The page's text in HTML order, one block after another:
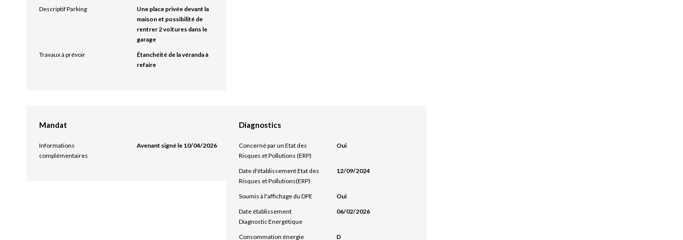
Descriptif Parking
Une place privée devant la
maison et possibilité de
rentrer 2 voitures dans le
garage
Travaux à prévoir
Étanchéité de la véranda à
refaire
Mandat
Informations
complémentaires
Avenant signé le 10/04/2026
Diagnostics
Concerné par un Etat des
Risques et Pollutions (ERP)
Oui
Date d'établissement Etat des
Risques et Pollutions(ERP)
12/09/2024
Soumis à l'affichage du DPE
Oui
Date établissement
Diagnostic Energétique
06/02/2026
Consommation énergie D